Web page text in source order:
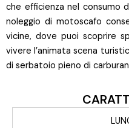
che efficienza nel consumo
noleggio di motoscafo
vicine, dove puoi scoprire
vivere l’animata scena
di serbatoio pieno di